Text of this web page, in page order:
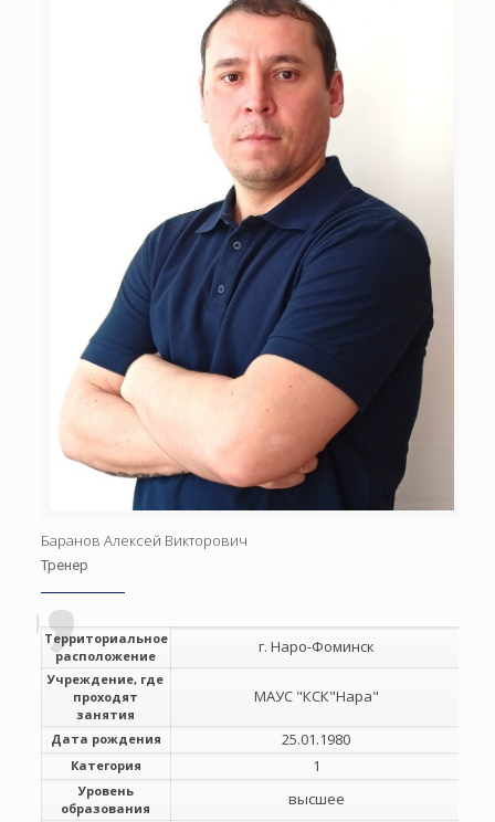
Баранов Алексей Викторович
Тренер
Территориальное
расположение
г. Наро-Фоминск
Учреждение, где
проходят
занятия
МАУС "КСК"Нара"
Дата рождения 25.01.1980
Категория 1
Уровень
образования
высшее